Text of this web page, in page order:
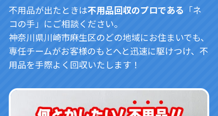
不用品が出たときは不用品回収のプロである 「ネ
コの手」にご相談ください。
神奈川県川崎市麻生区のどの地域にお住まいでも、
専任チームがお客様のもとへと迅速に駆けつけ、不
用品を手際よく回収いたします！